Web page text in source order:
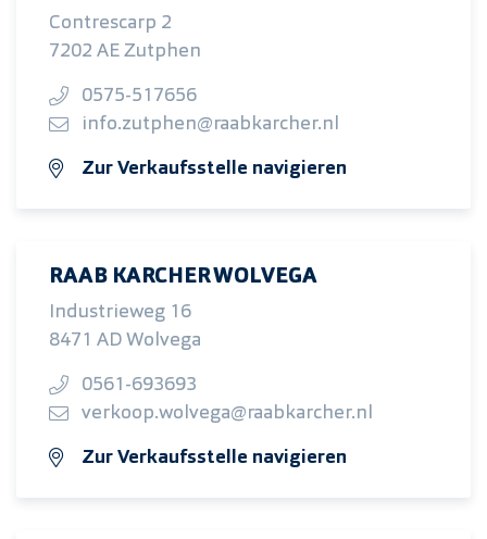
Contrescarp 2
7202 AE Zutphen
0575-517656
info.zutphen@raabkarcher.nl
Zur Verkaufsstelle navigieren
RAAB KARCHER WOLVEGA
Industrieweg 16
8471 AD Wolvega
0561-693693
verkoop.wolvega@raabkarcher.nl
Zur Verkaufsstelle navigieren